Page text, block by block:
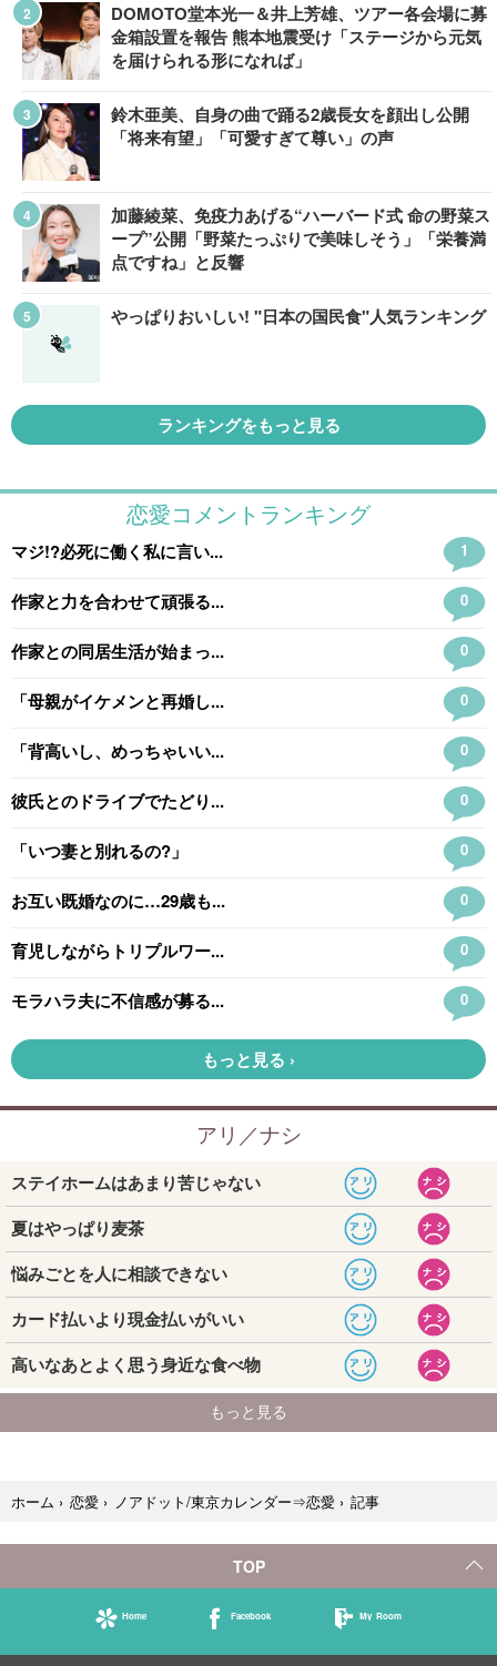
DOMOTO堂本光一＆井上芳雄、ツアー各会場に募
金箱設置を報告 熊本地震受け「ステージから元気
を届けられる形になれば」
鈴木亜美、自身の曲で踊る2歳長女を顔出し公開
「将来有望」「可愛すぎて尊い」の声
加藤綾菜、免疫力あげる“ハーバード式 命の野菜ス
ープ”公開「野菜たっぷりで美味しそう」「栄養満
点ですね」と反響
やっぱりおいしい! "日本の国民食"人気ランキング
ランキングをもっと見る
ホーム › 恋愛 › ノアドット/東京カレンダー⇒恋愛 › 記事
TOP
Home Facebook My Room